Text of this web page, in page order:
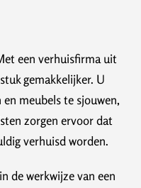
een verhuisfirma uit
gemakkelijker. U
meubels te sjouwen,
zorgen ervoor dat
verhuisd worden.
de werkwijze van een